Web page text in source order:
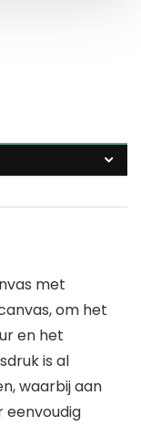
met
om het
en het
is al
waarbij aan
eenvoudig